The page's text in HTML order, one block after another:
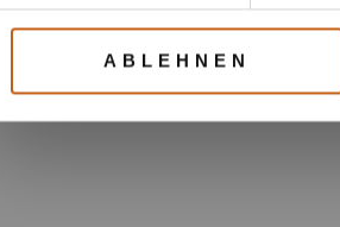
ABLEHNEN